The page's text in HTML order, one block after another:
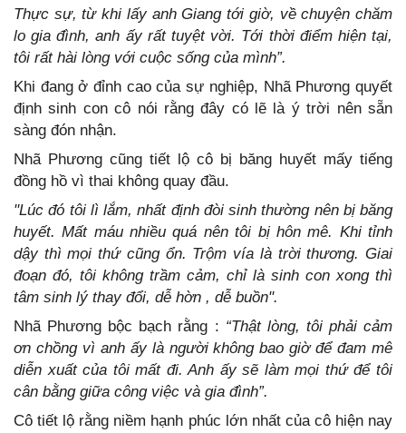
Thực sự, từ khi lấy anh Giang tới giờ, về chuyện chăm
lo gia đình, anh ấy rất tuyệt vời. Tới thời điểm hiện tại,
tôi rất hài lòng với cuộc sống của mình”.
Khi đang ở đỉnh cao của sự nghiệp, Nhã Phương quyết
định sinh con cô nói rằng đây có lẽ là ý trời nên sẵn
sàng đón nhận.
Nhã Phương cũng tiết lộ cô bị băng huyết mấy tiếng
đồng hồ vì thai không quay đầu.
"Lúc đó tôi lì lắm, nhất định đòi sinh thường nên bị băng
huyết. Mất máu nhiều quá nên tôi bị hôn mê. Khi tỉnh
dậy thì mọi thứ cũng ổn. Trộm vía là trời thương. Giai
đoạn đó, tôi không trầm cảm, chỉ là sinh con xong thì
tâm sinh lý thay đổi, dễ hờn , dễ buồn".
Nhã Phương bộc bạch rằng : “Thật lòng, tôi phải cảm
ơn chồng vì anh ấy là người không bao giờ để đam mê
diễn xuất của tôi mất đi. Anh ấy sẽ làm mọi thứ để tôi
cân bằng giữa công việc và gia đình”.
Cô tiết lộ rằng niềm hạnh phúc lớn nhất của cô hiện nay